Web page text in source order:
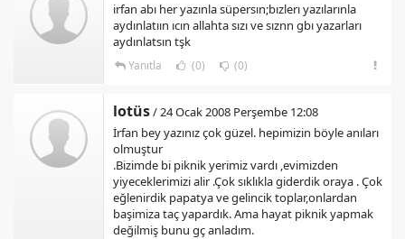
irfan abı her yazınla süpersın;bızlerı yazılarınla
aydınlatıın ıcın allahta sızı ve sıznn gbı yazarları
aydınlatsın tşk
Yanıtla (0) (0)
lotüs/ 24 Ocak 2008 Perşembe 12:08
İrfan bey yazınız çok güzel. hepimizin böyle anıları
olmuştur
.Bizimde bi piknik yerimiz vardı ,evimizden
yiyeceklerimizi alir .Çok sıklıkla giderdik oraya . Çok
eğlenirdik papatya ve gelincik toplar,onlardan
başimiza taç yapardık. Ama hayat piknik yapmak
değilmiş bunu gç anladım.